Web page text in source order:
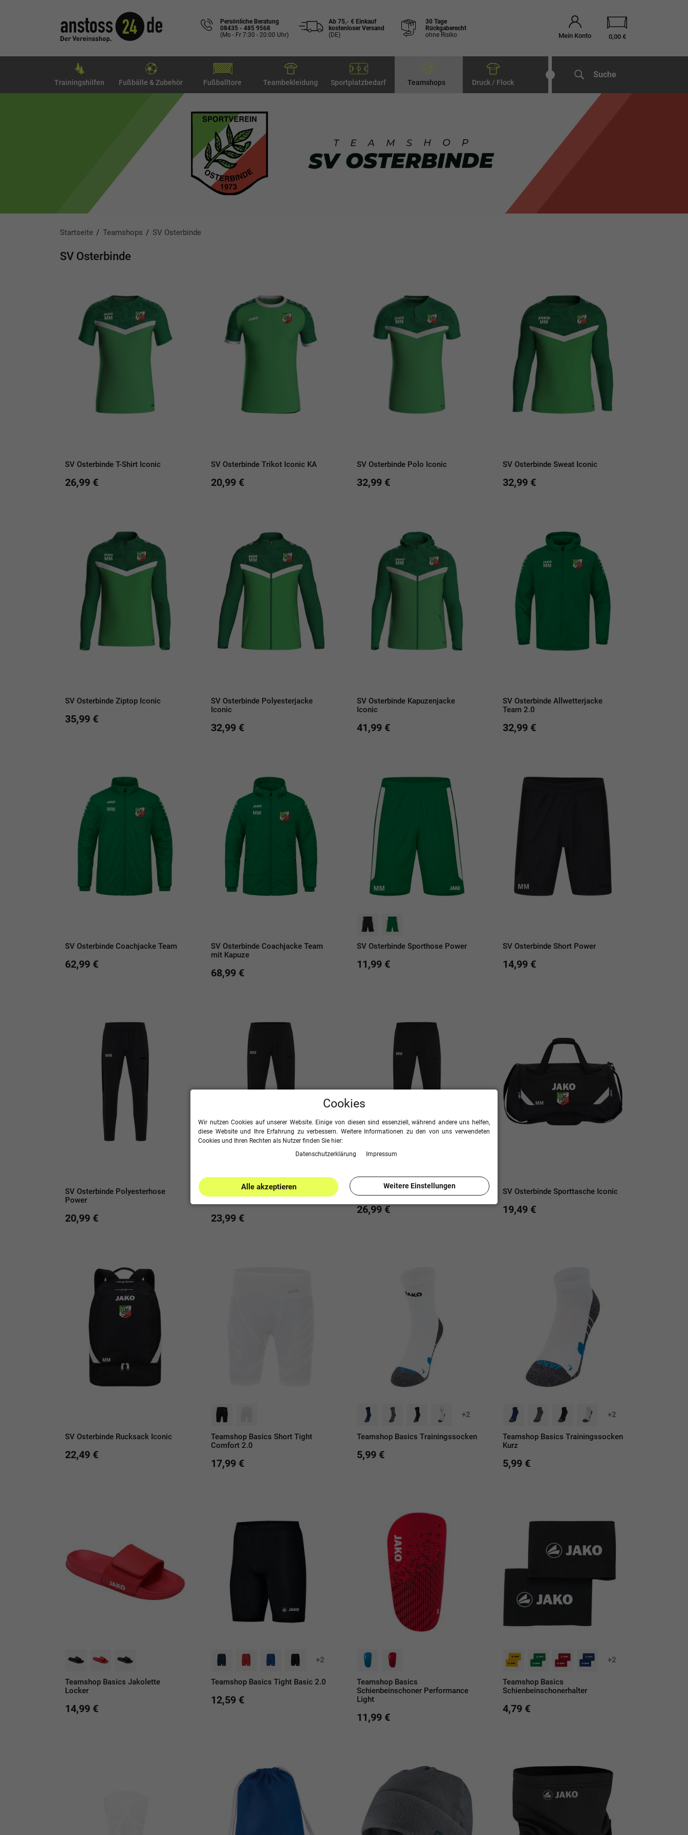
Persönliche Beratung
08435 - 485 9568
(Mo - Fr 7:30 - 20:00 Uhr)
Ab 75,- € Einkauf
kostenloser Versand
(DE)
30 Tage
Rückgaberecht
ohne Risiko
Mein Konto 0,00 €
Trainingshilfen Fußbälle & Zubehör Fußballtore Teambekleidung Sportplatzbedarf Teamshops Druck / Flock
Suche
Startseite Teamshops SV Osterbinde
SV Osterbinde
SV Osterbinde T-Shirt Iconic
26,99 €
SV Osterbinde Trikot Iconic KA
20,99 €
SV Osterbinde Polo Iconic
32,99 €
SV Osterbinde Sweat Iconic
32,99 €
SV Osterbinde Ziptop Iconic
35,99 €
SV Osterbinde Polyesterjacke
Iconic
32,99 €
SV Osterbinde Kapuzenjacke
Iconic
41,99 €
SV Osterbinde Allwetterjacke
Team 2.0
32,99 €
SV Osterbinde Coachjacke Team
62,99 €
SV Osterbinde Coachjacke Team
mit Kapuze
68,99 €
SV Osterbinde Sporthose Power
11,99 €
SV Osterbinde Short Power
14,99 €
SV Osterbinde Polyesterhose
Power
20,99 €
SV Osterbinde Trainingshose
23,99 €
SV Osterbinde Freizeithose Power
26,99 €
SV Osterbinde Sporttasche Iconic
19,49 €
SV Osterbinde Rucksack Iconic
22,49 €
Teamshop Basics Short Tight
Comfort 2.0
17,99 €
+2
Teamshop Basics Trainingssocken
5,99 €
+2
Teamshop Basics Trainingssocken
Kurz
5,99 €
Teamshop Basics Jakolette
Locker
14,99 €
+2
Teamshop Basics Tight Basic 2.0
12,59 €
Teamshop Basics
Schienbeinschoner Performance
Light
11,99 €
+2
Teamshop Basics
Schienbeinschonerhalter
4,79 €
Cookies
Wir nutzen Cookies auf unserer Website. Einige von diesen sind essenziell, während andere uns helfen,
diese Website und Ihre Erfahrung zu verbessern. Weitere Informationen zu den von uns verwendeten
Cookies und Ihren Rechten als Nutzer finden Sie hier:
Daten­schutz­erklärung
Impressum
Alle akzeptieren Weitere Einstellungen